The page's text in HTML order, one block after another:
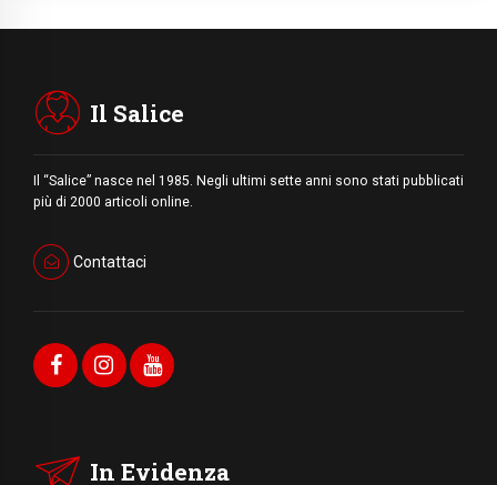
Il Salice
Il “Salice” nasce nel 1985. Negli ultimi sette anni sono stati pubblicati
più di 2000 articoli online.
Contattaci
In Evidenza